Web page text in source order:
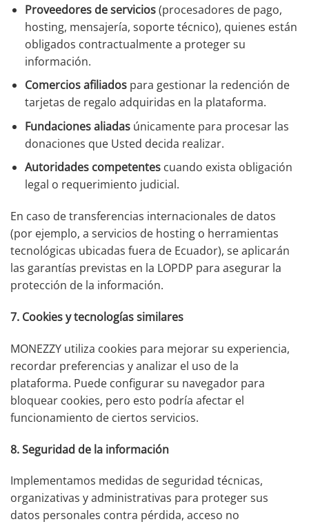
Proveedores de servicios(procesadores de pago,
hosting, mensajería, soporte técnico), quienes están
obligados contractualmente a proteger su
información.
Comercios afiliadospara gestionar la redención de
tarjetas de regalo adquiridas en la plataforma.
Fundaciones aliadasúnicamente para procesar las
donaciones que Usted decida realizar.
Autoridades competentescuando exista obligación
legal o requerimiento judicial.
En caso de transferencias internacionales de datos
(por ejemplo, a servicios de hosting o herramientas
tecnológicas ubicadas fuera de Ecuador), se aplicarán
las garantías previstas en la LOPDP para asegurar la
protección de la información.
7. Cookies y tecnologías similares
MONEZZY utiliza cookies para mejorar su experiencia,
recordar preferencias y analizar el uso de la
plataforma. Puede configurar su navegador para
bloquear cookies, pero esto podría afectar el
funcionamiento de ciertos servicios.
8. Seguridad de la información
Implementamos medidas de seguridad técnicas,
organizativas y administrativas para proteger sus
datos personales contra pérdida, acceso no